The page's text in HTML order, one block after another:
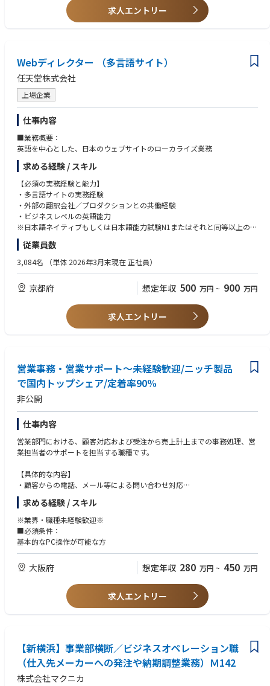
・製造業としての実体ある事業基盤、グローバルな顧客基盤、世界トップ
クラスの製品群を持つ会社で、企業変革フェーズの中核に近い立場で働く
ナンス、経営企画、広報、全社プロジェクト推進など、コーポレート中核
機能へキャリアを広げることが可能です。
◆部・チームの業務概要
配属先は、Aratas株式会社のプロジェクト推進室です。
プロジェクト推進室は、独立企業として新たに必要となるコーポレート機
能のうち、役員秘書機能、取締役会運営支援、広報機能、全社横断重要プ
は、株主、取締役会、経営陣、事業部門、市場・顧客、社内プロジェクト
のハブとなり、各ステークホルダーとの関係性を企業価値向上につなげる
ことです。
現在は少数精鋭の立上げフェーズであり、各メンバーがそれぞれの専門領
域において、新会社に必要な仕組み・プロセス・運用体制の構築をリード
しています。本ポジションには、役員秘書機能および取締役会周辺業務の
立上げ・確立を中心的に担っていただくことを期待しています。
◆配属先の課・チームの人数や雰囲気
プロジェクト推進室は、新会社Aratasの独立に伴い必要となるコーポレー
ト機能を立ち上げる少数精鋭の組織です。
役員秘書、取締役会運営支援、広報、全社横断プロジェクト推進など、経
営に近い領域を担うため、スピード感、主体性、正確性、関係者調整力が
求められます。
一方で、立上げフェーズのため、固定化された業務だけをこなすのではな
く、必要な仕組みを自ら考え、関係者を巻き込みながら形にしていくこと
ができます。経営陣や関係部門との距離が近く、会社の変革を肌で感じな
がら働ける環境です。
・役員の業務遂行に必要な各種サポート
・社外取締役や株主関係者からの問い合わせ対応窓口
・取締役会後のアクションアイテム管理、フォローアップ支援
・株主、社外取締役、監査役等とのコミュニケーション支援
・その他、役員・取締役会運営に関する業務全般
※担当範囲は、ご経験・専門性を踏まえて相談のうえ決定します。秘書業
務をベースとしつつ、取締役会事務局・経営管理・コーポレートガバナン
ス関連業務へ領域を広げていただくことを期待しています。
◆具体的な仕事内容に対しての期待する成果
・独立新会社として、社内・社外取締役が円滑かつ安定的に職務を遂行で
きる役員サポート体制が構築されていること
・株主、社外取締役、社内取締役、執行・事業部門間のコミュニケーショ
ンが適切に設計・運用されていること
・取締役会や重要会議体の開催準備、資料連携、事後フォローが滞りなく
行われ、意思決定の質とスピード向上に貢献できていること
・属人的な秘書業務ではなく、Aratasに適した標準プロセス・ルール・ナ
レッジとして定着していること
・役員・社外取締役・株主関係者から信頼される、機密性・正確性・先回
り力の高いサポートが提供できていること
◆この仕事の魅力
・大企業から独立し、PEファンド傘下で新たな成長を目指す会社の経営体
制づくりに、立上げ段階から関わることができます。
つなぐ重要なハブとして、経営の意思決定を支える役割を担うことができ
・新会社の役員秘書機能、取締役会運営支援、ガバナンス関連プロセスを
・製造業としての実体ある事業基盤、グローバルな顧客基盤、世界トップ
クラスの製品群を持つ会社で、企業変革フェーズの中核に近い立場で働く
ことができます。
・将来的には、役員秘書領域に加え、取締役会事務局、コーポレートガバ
機能へキャリアを広げることが可能です。
◆部・チームの業務概要
配属先は、Aratas株式会社のプロジェクト推進室です。
能のうち、役員秘書機能、取締役会運営支援、広報機能、全社横断重要プ
ロジェクトのプログラムマネジメントなどを担う組織です。ミッション
は、株主、取締役会、経営陣、事業部門、市場・顧客、社内プロジェクト
のハブとなり、各ステークホルダーとの関係性を企業価値向上につなげる
ことです。
現在は少数精鋭の立上げフェーズであり、各メンバーがそれぞれの専門領
域において、新会社に必要な仕組み・プロセス・運用体制の構築をリード
しています。本ポジションには、役員秘書機能および取締役会周辺業務の
立上げ・確立を中心的に担っていただくことを期待しています。
◆配属先の課・チームの人数や雰囲気
プロジェクト推進室は、新会社Aratasの独立に伴い必要となるコーポレー
ト機能を立ち上げる少数精鋭の組織です。
一方で、立上げフェーズのため、固定化された業務だけをこなすのではな
く、必要な仕組みを自ら考え、関係者を巻き込みながら形にしていくこと
ができます。経営陣や関係部門との距離が近く、会社の変革を肌で感じな
がら働ける環境です。
※上場企業、大手企業、製造業、PEファンド投資先企業、グローバル企業
等での役員対応経験がある方は特に歓迎します。
ビジネスマナー、文章力、調整力
・複数の関係者・会議・タスクを同時に管理できるスケジュール管理力、
段取り力
・機密情報を適切に取り扱える高い倫理観、守秘義務意識
・会議体運営に必要な資料準備、議事録、関係者連絡、タスクフォローの
実務スキル
・Word、Excel、PowerPoint、Outlook、Teams等の基本的なPCスキル
・曖昧な状況でも自ら課題を整理し、必要なプロセスを構築できる力
◆歓迎条件
・社外取締役、監査役、株主、PEファンド、投資家等との対応経験
・取締役会事務局、株主総会事務局、経営会議事務局等の経験
・製造業、電子部品、自動車、産業機器、BtoBメーカーでの就業経験
・グローバル企業での役員秘書・経営サポート経験
・英語でのメール対応、会議調整、資料確認が可能な方
・コーポレートガバナンス、会社法、取締役会運営に関する基礎知識
・秘書業務の立上げ、業務改善、標準化、マニュアル化の経験
・部門横断プロジェクトや全社プロジェクトの運営支援経験
求人エントリー
Webディレクター （多言語サイト）
任天堂株式会社
上場企業
仕事内容
■業務概要：
英語を中心とした、日本のウェブサイトのローカライズ業務
求める経験 / スキル
【必須の実務経験と能力】
・多言語サイトの実務経験
・外部の翻訳会社／プロダクションとの共働経験
・ビジネスレベルの英語能力
※日本語ネイティブもしくは日本語能力試験N1またはそれと同等以上の日
本語能力をお持ちの方
【上記に加え、以下いずれかのスキルや経験をお持ちの方歓迎】
・Web（UI/UX、デザイン、CSS/JavaScript）についての知識
・定性／定量分析・検証・レポーティングの経験
・SEOに関する知識
【求める人物像】
※これらのうち、複数の要素をお持ちの方を求めています。
従業員数
3,084名 （単体 2026年3月末現在 正社員）
京都府 想定年収 500 万円 ~ 900 万円
求人エントリー
営業事務・営業サポート～未経験歓迎/ニッチ製品
で国内トップシェア/定着率90%
非公開
仕事内容
営業部門における、顧客対応および受注から売上計上までの事務処理、営
業担当者のサポートを担当する職種です。
【具体的な内容】
・顧客からの電話、メール等による問い合わせ対応
・受注内容の確認および受注入力
・売上計上処理
・製造部門等と連携した納期確認、納期管理
・納品書、請求書等の作成
・営業担当者の事務サポート
求める経験 / スキル
※業界・職種未経験歓迎※
■必須条件：
基本的なPC操作が可能な方
大阪府 想定年収 280 万円 ~ 450 万円
求人エントリー
【新横浜】事業部横断／ビジネスオペレーション職
（仕入先メーカーへの発注や納期調整業務）Ｍ142
株式会社マクニカ